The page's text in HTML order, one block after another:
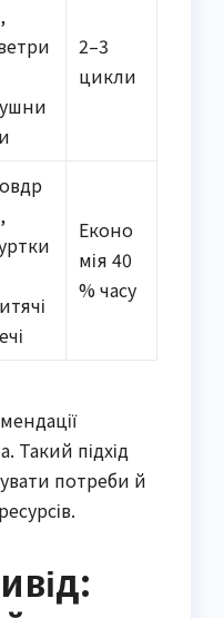
2–3
цикли
Еконо
мія 40
% часу
Такий підхід
потреби й